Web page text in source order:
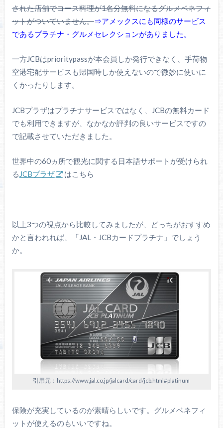
された店舗でコース料理が1名分無料になるグルメベネフィ
ットがついていません。⇒アメックスにも同様のサービス
であるプラチナ・グルメセレクションがありました。
一方JCBはprioritypassが本会員しか発行できなく、手荷物
空港宅配サービスも帰国時しか使えないので微妙に使いに
くかったりします。
JCBプラザはプラチナサービスではなく、JCBの無料カード
でも利用できますが、なかなか評判の良いサービスですの
で記載させていただきました。
世界中の60ヵ所で観光に関する日本語サポートが受けられ
る JCBプラザ はこちら
以上3つの視点から比較してみましたが、どっちがおすすめ
かと言われれば、「JAL・JCBカードプラチナ」でしょう
か。
引用元：https://www.jal.co.jp/jalcard/card/jcb.html#platinum
保険が充実しているのが素晴らしいです。グルメベネフィ
ットが使えるのもいいですね。